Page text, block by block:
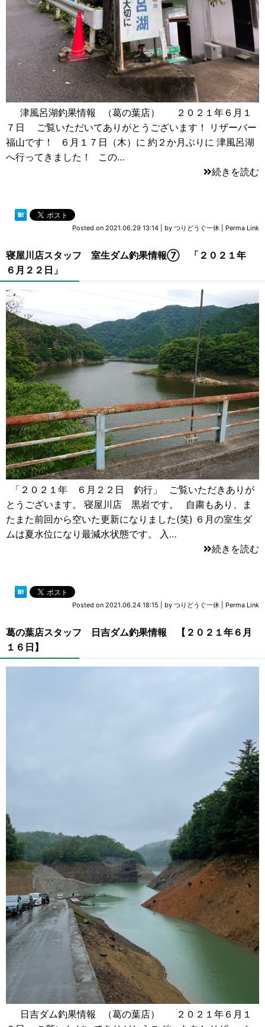
津風呂湖釣果情報 （葛の葉店） ２０２１年６月１
７日 ご覧いただいてありがとうございます！ リザーバー
福山です！ ６月１７日（木）に 約２か月ぶりに 津風呂湖
へ行ってきました！ この…
続きを読む
Posted on 2021.06.29 13:14 by つりどうぐ一休 Perma Link
寝屋川店スタッフ 室生ダム釣果情報⑦ 「２０２１年
６月２２日」
「２０２１年 ６月２２日 釣行」 ご覧いただきありが
とうございます。 寝屋川店 黒岩です。 自粛もあり、ま
たまた前回から空いた更新になりました(笑) ６月の室生ダ
ムは夏水位になり最減水状態です。 入…
続きを読む
Posted on 2021.06.24 18:15 by つりどうぐ一休 Perma Link
葛の葉店スタッフ 日吉ダム釣果情報 【２０２１年６月
１６日】
日吉ダム釣果情報 （葛の葉店） ２０２１年６月１